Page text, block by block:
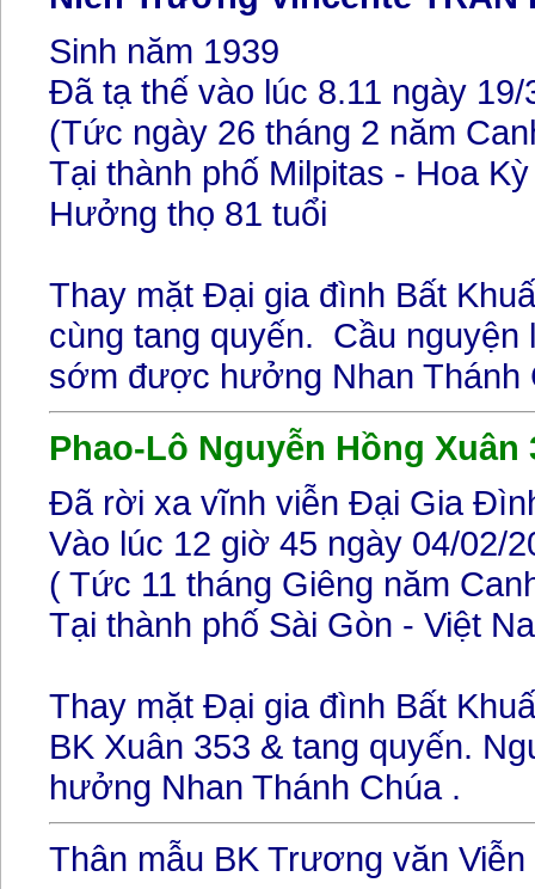
Sinh năm 1939
Đã tạ thế vào lúc 8.11 ngày 19/
(Tức ngày 26 tháng 2 năm
Tại thành phố Milpitas - Hoa Kỳ
Hưởng thọ 81 tuổi
Thay mặt Đại gia đình Bất
cùng tang quyến. Cầu nguyện
sớm được hưởng Nhan Thánh
Phao-Lô Nguyễn Hồng Xuân
Đã rời xa vĩnh viễn Đại Gia
Vào lúc 12 giờ 45 ngày 04/02/
( Tức 11 tháng Giêng năm
Tại thành phố Sài Gòn - Việt
Thay mặt Đại gia đình Bất
BK Xuân 353 & tang quyến.
hưởng Nhan Thánh Chúa .
Thân mẫu BK Trương văn Viễn